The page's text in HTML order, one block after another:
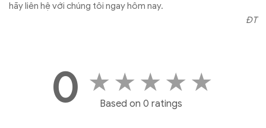
hãy liên hệ với chúng tôi ngay hôm nay.
ĐT
0 ★ ★ ★ ★ ★
Based on 0 ratings